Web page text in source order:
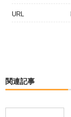
URL
関連記事